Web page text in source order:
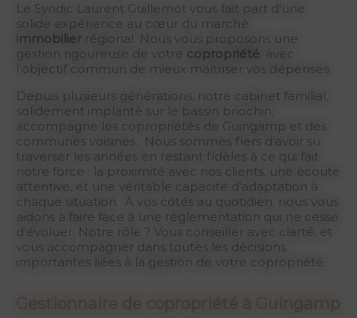
Le Syndic Laurent Guillemot vous fait part d'une
solide expérience au cœur du marché
immobilier régional. Nous vous proposons une
gestion rigoureuse de votre
copropriété , avec
l’objectif commun de mieux maîtriser vos dépenses.
Depuis plusieurs générations, notre cabinet familial,
solidement implanté sur le bassin briochin,
accompagne les copropriétés de Guingamp et des
communes voisines. Nous sommes fiers d’avoir su
traverser les années en restant fidèles à ce qui fait
notre force : la proximité avec nos clients, une écoute
attentive, et une véritable capacité d’adaptation à
chaque situation. À vos côtés au quotidien, nous vous
aidons à faire face à une réglementation qui ne cesse
d’évoluer. Notre rôle ? Vous conseiller avec clarté, et
vous accompagner dans toutes les décisions
importantes liées à la gestion de votre copropriété.